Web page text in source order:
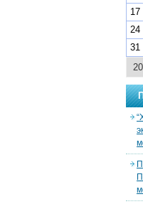
17
24
31